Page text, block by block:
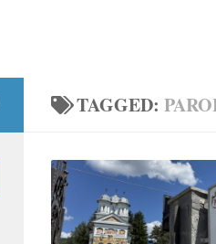
TAGGED: